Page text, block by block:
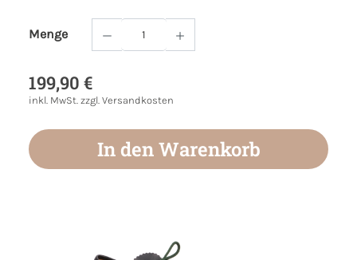
Menge
Produkt Anzahl: Gib den gewünschten
199,90 €
inkl. MwSt. zzgl. Versandkosten
In den Warenkorb